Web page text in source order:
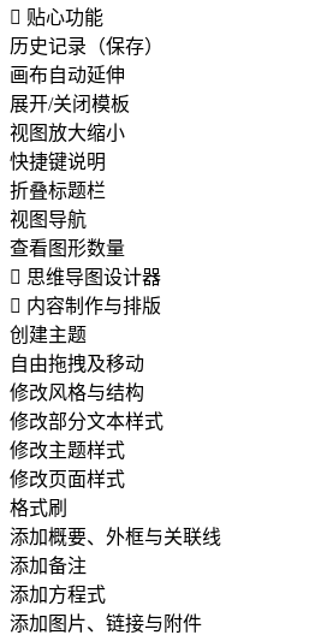
 贴心功能
历史记录（保存）
画布自动延伸
展开/关闭模板
视图放大缩小
快捷键说明
折叠标题栏
视图导航
查看图形数量
 思维导图设计器
 内容制作与排版
创建主题
自由拖拽及移动
修改风格与结构
修改部分文本样式
修改主题样式
修改页面样式
格式刷
添加概要、外框与关联线
添加备注
添加方程式
添加图片、链接与附件